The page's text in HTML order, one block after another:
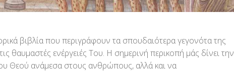
βιβλία που περιγράφουν τα σπουδαιότερα γεγονότα της
θαυμαστές ενέργειές Του. Η σημερινή περικοπή μάς δίνει την
Θεού ανάμεσα στους ανθρώπους, αλλά και να